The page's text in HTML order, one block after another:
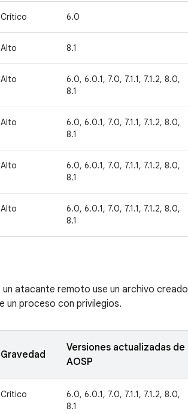
Crítico 6.0
Alto 8.1
Alto
6.0, 6.0.1, 7.0, 7.1.1, 7.1.2, 8.0,
8.1
Alto
6.0, 6.0.1, 7.0, 7.1.1, 7.1.2, 8.0,
8.1
Alto
6.0, 6.0.1, 7.0, 7.1.1, 7.1.2, 8.0,
8.1
Alto
6.0, 6.0.1, 7.0, 7.1.1, 7.1.2, 8.0,
8.1
atacante remoto use un archivo creado
proceso con privilegios.
Gravedad
Versiones actualizadas de
AOSP
Crítico
6.0, 6.0.1, 7.0, 7.1.1, 7.1.2, 8.0,
8.1